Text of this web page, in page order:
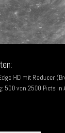
HD mit Reducer
500 von 2500 Picts